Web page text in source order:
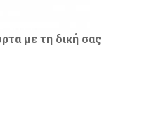
με τη δική σας